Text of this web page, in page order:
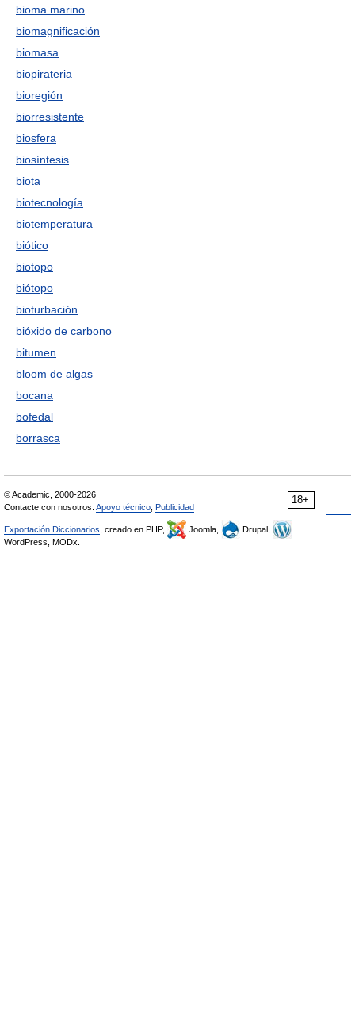
bioma marino
biomagnificación
biomasa
biopirateria
bioregión
biorresistente
biosfera
biosíntesis
biota
biotecnología
biotemperatura
biótico
biotopo
biótopo
bioturbación
bióxido de carbono
bitumen
bloom de algas
bocana
bofedal
borrasca
18+
© Academic, 2000-2026
Contacte con nosotros: Apoyo técnico Publicidad
Exportación Diccionarios , creado en PHP, Joomla,
Drupal,
WordPress, MODx.